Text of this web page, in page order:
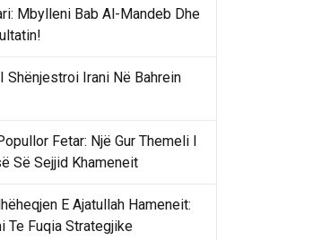
Mbylleni Bab Al-Mandeb Dhe
Shënjestroi Irani Në Bahrein
Fetar: Një Gur Themeli I
Së Sejjid Khameneit
E Ajatullah Hameneit:
Te Fuqia Strategjike